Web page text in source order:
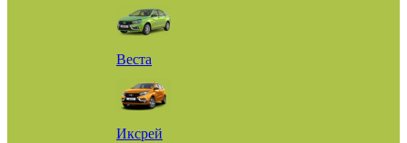
Веста
Иксрей